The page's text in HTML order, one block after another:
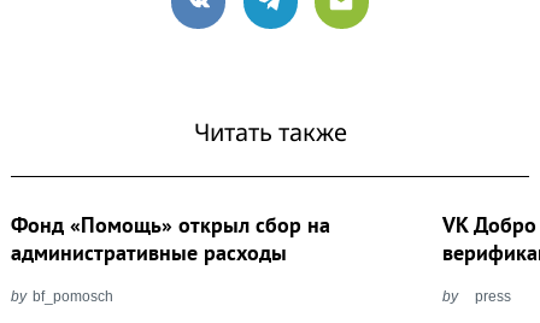
VK Telegram
Email
Читать также
Фонд «Помощь» открыл сбор на
административные расходы
by bf_pomosch
VK Добро
by press